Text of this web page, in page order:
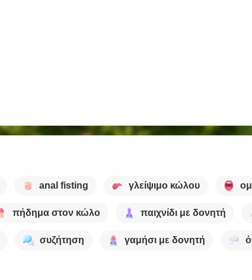
anal fisting γλείψιμο κώλου
πήδημα στον κώλο παιχνίδι με δονητή
συζήτηση γαμήσι με δονητή